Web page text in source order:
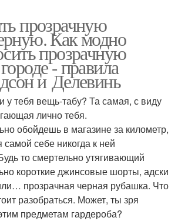
прозрачную
Как модно
прозрачную
- правила
и Делевинь
у тебя вещь-табу? Та самая, с виду
лично тебя.
обойдешь в магазине за километр,
себе никогда к ней
то смертельно утягивающий
короткие джинсовые шорты, адски
прозрачная черная рубашка. Что
разобраться. Может, ты зря
предметам гардероба?